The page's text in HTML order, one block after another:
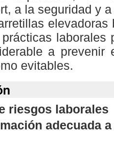
a la seguridad y
elevadoras
laborales
a prevenir
evitables.
riesgos laborales
adecuada